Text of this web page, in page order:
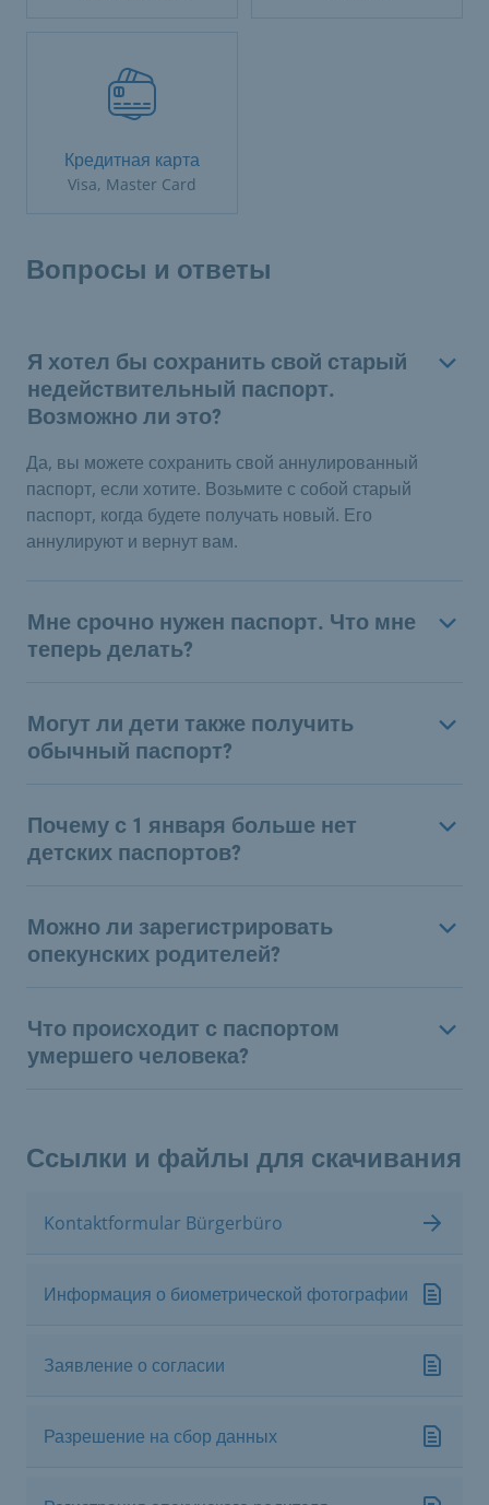
Кредитная карта
Visa, Master Card
Вопросы и ответы
Я хотел бы сохранить свой старый
недействительный паспорт.
Возможно ли это?
Да, вы можете сохранить свой аннулированный
паспорт, если хотите. Возьмите с собой старый
паспорт, когда будете получать новый. Его
аннулируют и вернут вам.
Мне срочно нужен паспорт. Что мне
теперь делать?
Могут ли дети также получить
обычный паспорт?
Почему с 1 января больше нет
детских паспортов?
Можно ли зарегистрировать
опекунских родителей?
Что происходит с паспортом
умершего человека?
Ссылки и файлы для скачивания
Kontaktformular Bürgerbüro
Информация о биометрической фотографии
Заявление о согласии
Разрешение на сбор данных